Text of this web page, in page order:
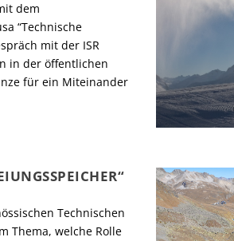
dem
“Technische
mit der ISR
in der öffentlichen
für ein Miteinander
Technischen
Thema, welche Rolle